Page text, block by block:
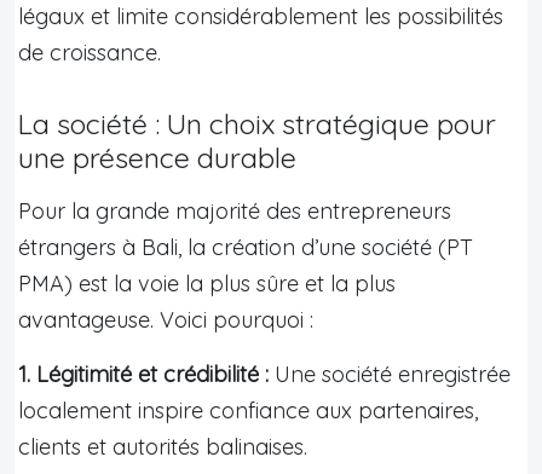
légaux et limite considérablement les possibilités
de croissance.
La société : Un choix stratégique pour
une présence durable
Pour la grande majorité des entrepreneurs
étrangers à Bali, la création d’une société (PT
PMA) est la voie la plus sûre et la plus
avantageuse. Voici pourquoi :
1. Légitimité et crédibilité : Une société enregistrée
localement inspire confiance aux partenaires,
clients et autorités balinaises.